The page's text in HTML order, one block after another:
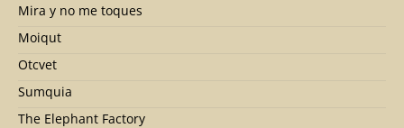
Mira y no me toques
Moiqut
Otcvet
Sumquia
The Elephant Factory